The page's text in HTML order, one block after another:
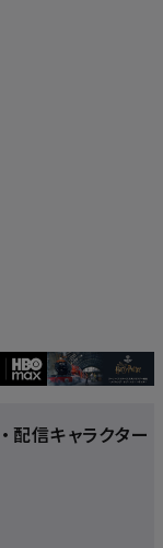
・ 配信キャラクター